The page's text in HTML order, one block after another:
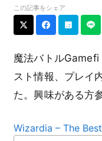
この記事をシェア
魔法バトル
スト情報、プレイ
た。興味がある方
Wizardia – The